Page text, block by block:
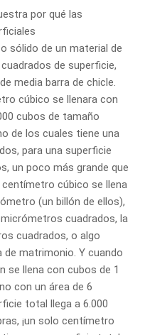
por qué las
sólido de un material de
de superficie,
media barra de chicle.
cúbico se llenara con
cubos de tamaño
de los cuales tiene una
para una superficie
un poco más grande que
cúbico se llena
(un billón de ellos),
cuadrados, la
cuadrados, o algo
matrimonio. Y cuando
se llena con cubos de 1
con un área de 6
total llega a 6.000
¡un solo centímetro